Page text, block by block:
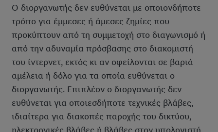
Ο διοργανωτής δεν ευθύνεται με οποιονδήποτε
τρόπο για έμμεσες ή άμεσες ζημίες που
προκύπτουν από τη συμμετοχή στο διαγωνισμό ή
από την αδυναμία πρόσβασης στο διακομιστή
του ίντερνετ, εκτός κι αν οφείλονται σε βαριά
αμέλεια ή δόλο για τα οποία ευθύνεται ο
διοργανωτής. Επιπλέον ο διοργανωτής δεν
ευθύνεται για οποιεσδήποτε τεχνικές βλάβες,
ιδιαίτερα για διακοπές παροχής του δικτύου,